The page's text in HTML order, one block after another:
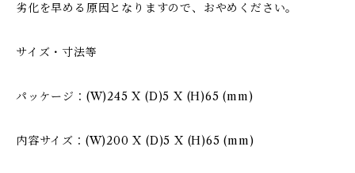
劣化を早める原因となりますので、おやめください。
サイズ・寸法等
パッケージ：(W)245 X (D)5 X (H)65 (mm)
内容サイズ：(W)200 X (D)5 X (H)65 (mm)